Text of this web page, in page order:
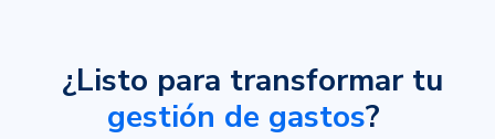
¿Listo para transformar tu
gestión de gastos?